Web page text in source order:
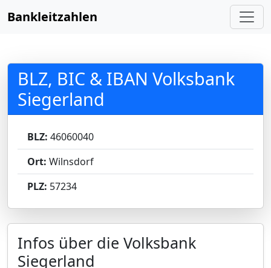
Bankleitzahlen
BLZ, BIC & IBAN Volksbank
Siegerland
BLZ: 46060040
Ort: Wilnsdorf
PLZ: 57234
Infos über die Volksbank
Siegerland